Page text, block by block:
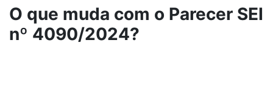
O que muda com o Parecer SEI
nº 4090/2024?